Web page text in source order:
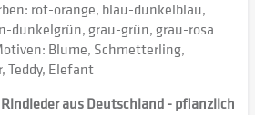
rot-orange, blau-dunkelblau,
dunkelgrün, grau-grün, grau-rosa
Blume, Schmetterling,
Teddy, Elefant
aus Deutschland - pflanzlich